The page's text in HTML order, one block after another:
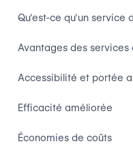
Qu'est-ce qu'un service
Avantages des
Accessibilité et portée
Efficacité améliorée
Économies de coûts